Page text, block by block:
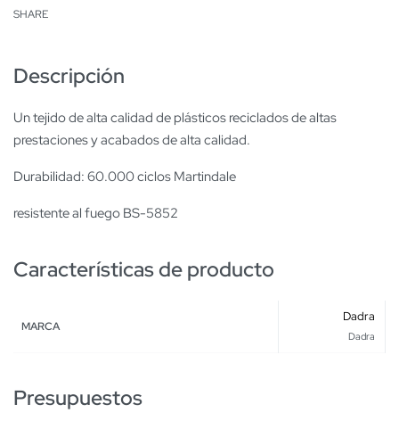
SHARE
Descripción
Un tejido de alta calidad de plásticos reciclados de altas
prestaciones y acabados de alta calidad.
Durabilidad: 60.000 ciclos Martindale
resistente al fuego BS-5852
Características de producto
MARCA
Dadra
Dadra
Presupuestos